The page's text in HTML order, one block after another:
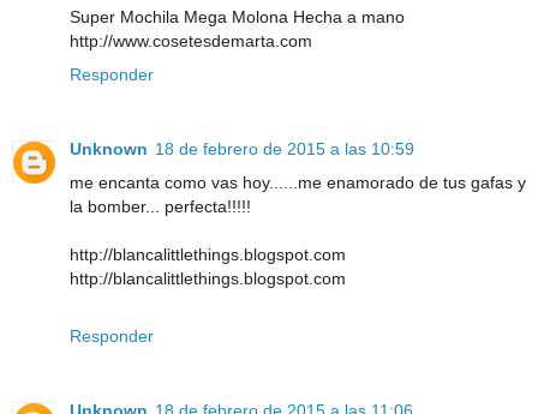
Super Mochila Mega Molona Hecha a mano
http://www.cosetesdemarta.com
Responder
Unknown 18 de febrero de 2015 a las 10:59
me encanta como vas hoy......me enamorado de tus gafas y
la bomber... perfecta!!!!!
http://blancalittlethings.blogspot.com
http://blancalittlethings.blogspot.com
Responder
Unknown 18 de febrero de 2015 a las 11:06